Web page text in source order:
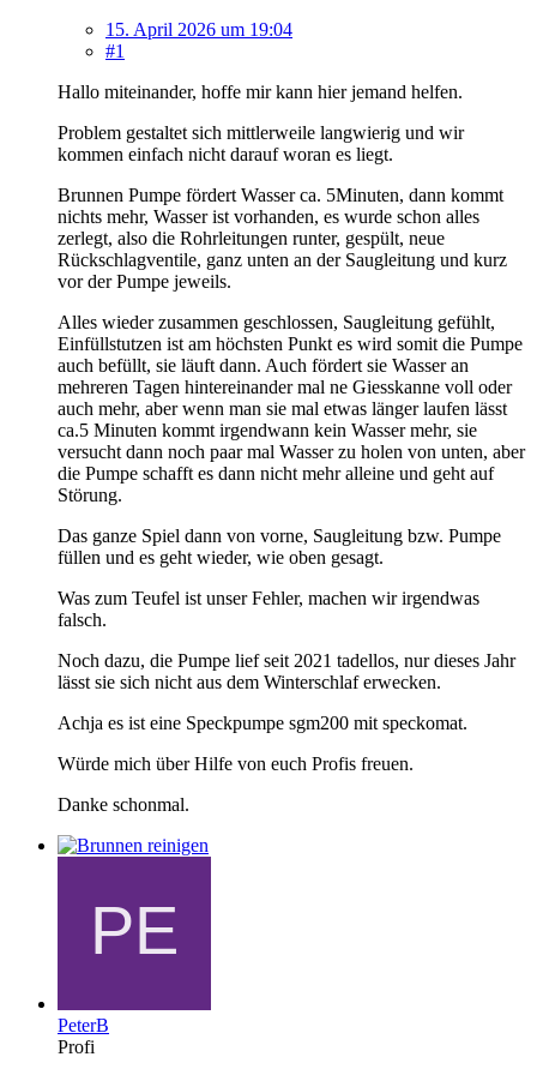
15. April 2026 um 19:04
#1
Hallo miteinander, hoffe mir kann hier jemand helfen.
Problem gestaltet sich mittlerweile langwierig und wir
kommen einfach nicht darauf woran es liegt.
Brunnen Pumpe fördert Wasser ca. 5Minuten, dann kommt
nichts mehr, Wasser ist vorhanden, es wurde schon alles
zerlegt, also die Rohrleitungen runter, gespült, neue
Rückschlagventile, ganz unten an der Saugleitung und kurz
vor der Pumpe jeweils.
Alles wieder zusammen geschlossen, Saugleitung gefühlt,
Einfüllstutzen ist am höchsten Punkt es wird somit die Pumpe
auch befüllt, sie läuft dann. Auch fördert sie Wasser an
mehreren Tagen hintereinander mal ne Giesskanne voll oder
auch mehr, aber wenn man sie mal etwas länger laufen lässt
ca.5 Minuten kommt irgendwann kein Wasser mehr, sie
versucht dann noch paar mal Wasser zu holen von unten, aber
die Pumpe schafft es dann nicht mehr alleine und geht auf
Störung.
Das ganze Spiel dann von vorne, Saugleitung bzw. Pumpe
füllen und es geht wieder, wie oben gesagt.
Was zum Teufel ist unser Fehler, machen wir irgendwas
falsch.
Noch dazu, die Pumpe lief seit 2021 tadellos, nur dieses Jahr
lässt sie sich nicht aus dem Winterschlaf erwecken.
Achja es ist eine Speckpumpe sgm200 mit speckomat.
Würde mich über Hilfe von euch Profis freuen.
Danke schonmal.
PeterB
Profi